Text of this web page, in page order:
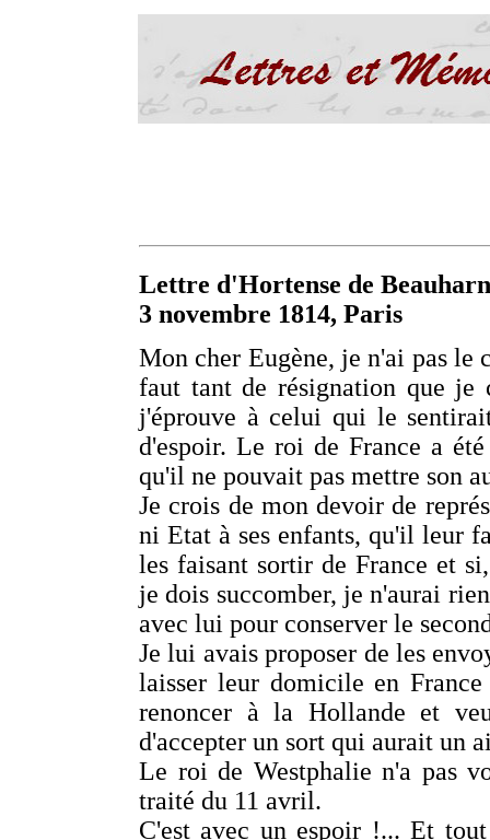
Lettre d'Hortense de
3 novembre 1814, Paris
Mon cher Eugène, je n'ai pas le
faut tant de résignation que je
j'éprouve à celui qui le
d'espoir. Le roi de France a
qu'il ne pouvait pas mettre son
Je crois de mon devoir de
ni Etat à ses enfants, qu'il leur
les faisant sortir de France et
je dois succomber, je n'aurai
avec lui pour conserver le
Je lui avais proposer de les
laisser leur domicile en
renoncer à la Hollande et
d'accepter un sort qui aurait un
Le roi de Westphalie n'a pas
traité du 11 avril.
C'est avec un espoir !... Et